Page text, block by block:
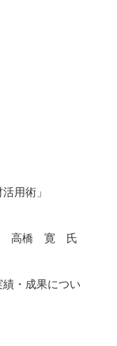
用術」
高橋 寛 氏
・成果につい